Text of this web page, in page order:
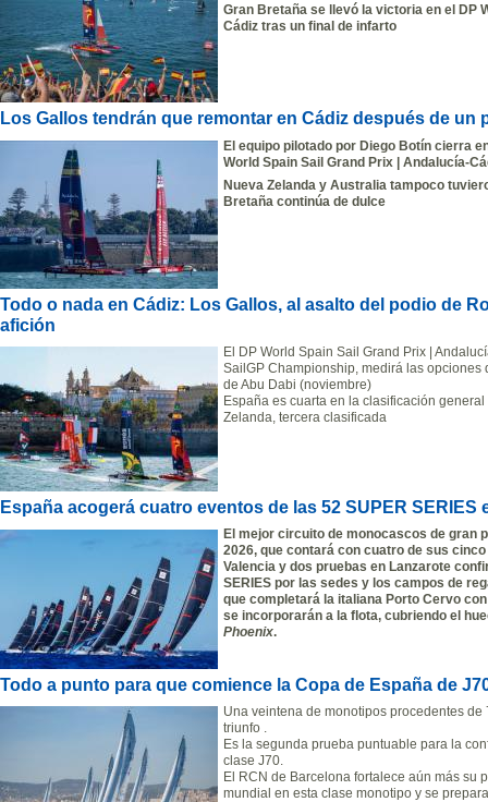
Gran Bretaña se llevó la victoria en el DP
Cádiz tras un final de infarto
Los Gallos tendrán que remontar en Cádiz después de un
El equipo pilotado por Diego Botín cierra
World Spain Sail Grand Prix | Andalucía-
Nueva Zelanda y Australia tampoco
Bretaña continúa de dulce
Todo o nada en Cádiz: Los Gallos, al asalto del podio de
afición
El DP World Spain Sail Grand Prix |
SailGP Championship, medirá las
de Abu Dabi (noviembre)
España es cuarta en la clasificación
Zelanda, tercera clasificada
España acogerá cuatro eventos de las 52 SUPER SERIES
El mejor circuito de monocascos de gran
2026, que contará con cuatro de sus
Valencia y dos pruebas en Lanzarote
SERIES por las sedes y los campos de
que completará la italiana Porto Cervo
se incorporarán a la flota, cubriendo el
Phoenix.
Todo a punto para que comience la Copa de España de
Una veintena de monotipos procedentes
triunfo .
Es la segunda prueba puntuable para la
clase J70.
El RCN de Barcelona fortalece aún más su
mundial en esta clase monotipo y se